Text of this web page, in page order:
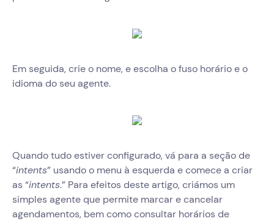
Em seguida, crie o nome, e escolha o fuso horário e o
idioma do seu agente.
Quando tudo estiver configurado, vá para a seção de
“intents” usando o menu à esquerda e comece a criar
as “intents.” Para efeitos deste artigo, criámos um
simples agente que permite marcar e cancelar
agendamentos, bem como consultar horários de